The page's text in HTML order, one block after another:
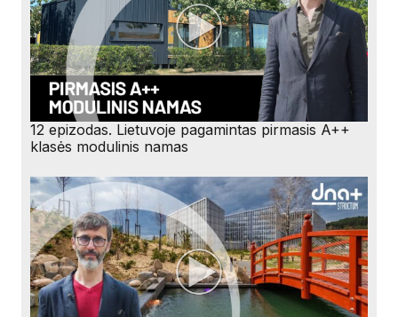
12 epizodas. Lietuvoje pagamintas pirmasis A++
klasės modulinis namas